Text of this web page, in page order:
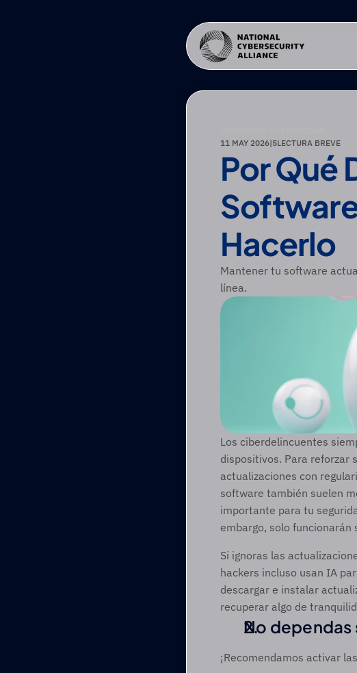
11 MAY 2026|5LECTURA BREVE
Por Qué
Hacerlo
Mantener tu software
línea.
Los ciberdelincuentes
dispositivos. Para reforzar
actualizaciones con
software también suelen
importante para tu
embargo, solo funcionarán
Si ignoras las
hackers incluso usan IA
descargar e instalar
recuperar algo de
No
¡Recomendamos activar